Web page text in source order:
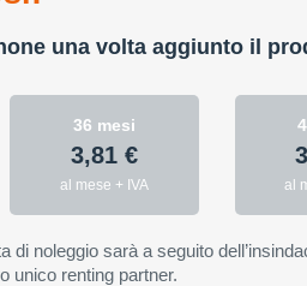
una volta aggiunto il
36 mesi
3,81 €
al mese + IVA al
di noleggio sarà a seguito
unico renting partner.